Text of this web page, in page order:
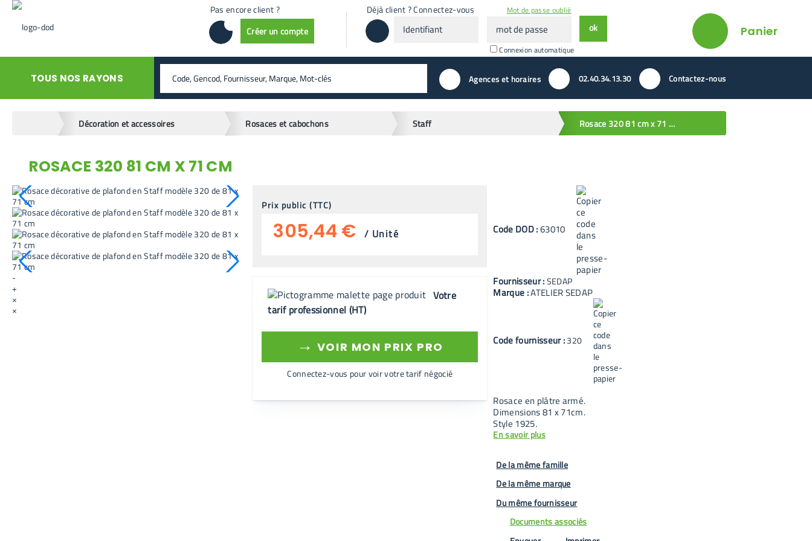
Pas encore client ?
Créer un compte
Déjà client ? Connectez-vous
passeConnexion automatique
Mot de passe oublié
ok Panier
TOUS NOS RAYONS rechercher valider Agences et horaires 02.40.34.13.30 Contactez-nous
Décoration et accessoires Rosaces et cabochons Staff Rosace 320 81 cm x 71 cm
retour en arrière
ROSACE 320 81 CM X 71 CM
-
+
×
×
Prix public (TTC)
305,44 € / Unité
Votre
tarif professionnel (HT)
→ VOIR MON PRIX PRO
Connectez-vous pour voir votre tarif négocié
Code DOD:63010
Fournisseur :SEDAP
Marque :ATELIER SEDAP
Code fournisseur :320
Rosace en plâtre armé.
Dimensions 81 x 71cm.
Style 1925.
En savoir plus
De la même famille
De la même marque
Du même fournisseur
Documents associés